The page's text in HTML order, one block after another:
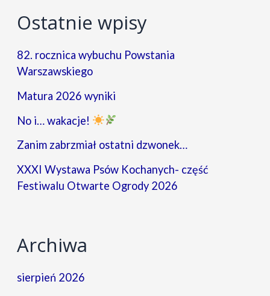
Ostatnie wpisy
82. rocznica wybuchu Powstania
Warszawskiego
Matura 2026 wyniki
No i… wakacje!
Zanim zabrzmiał ostatni dzwonek…
XXXI Wystawa Psów Kochanych- część
Festiwalu Otwarte Ogrody 2026
Archiwa
sierpień 2026